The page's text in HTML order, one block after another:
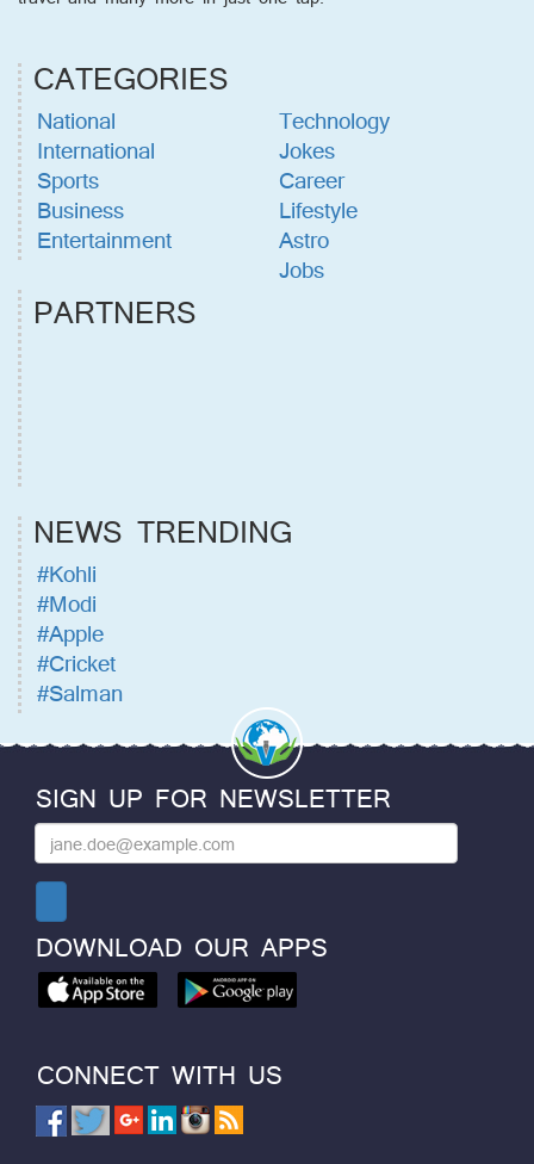
CATEGORIES
National
International
Sports
Business
Entertainment
Technology
Jokes
Career
Lifestyle
Astro
Jobs
PARTNERS
NEWS TRENDING
#Kohli
#Modi
#Apple
#Cricket
#Salman
SIGN UP FOR NEWSLETTER
DOWNLOAD OUR APPS
CONNECT WITH US